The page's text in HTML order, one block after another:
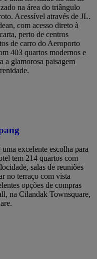
na área do triângulo
Acessível através de JL.
com acesso direto à
perto de centros
de carro do Aeroporto
403 quartos modernos e
a glamorosa paisagem
excelente escolha para
tem 214 quartos com
salas de reuniões
no terraço com vista
opções de compras
na Cilandak Townsquare,